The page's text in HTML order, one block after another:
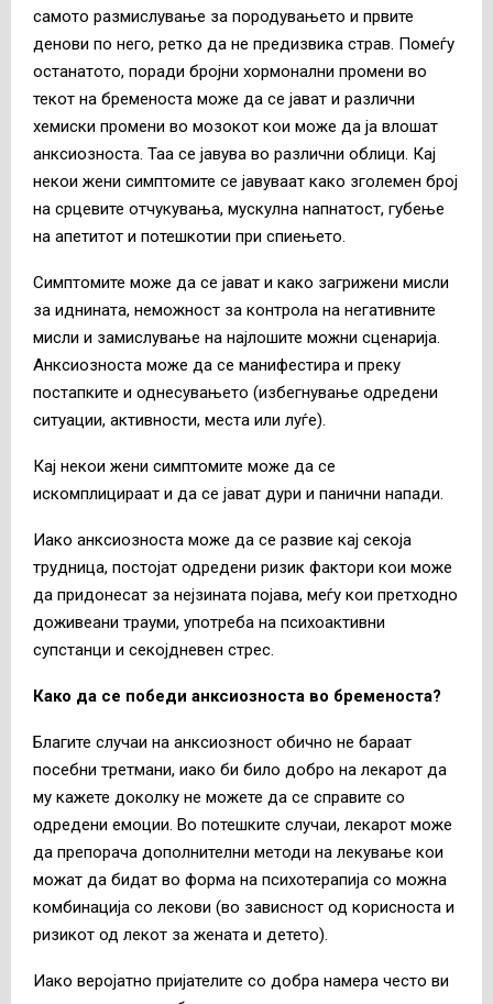
самото размислување за породувањето и првите
денови по него, ретко да не предизвика страв. Помеѓу
останатото, поради бројни хормонални промени во
текот на бременоста може да се јават и различни
хемиски промени во мозокот кои може да ја влошат
анксиозноста. Таа се јавува во различни облици. Кај
некои жени симптомите се јавуваат како зголемен број
на срцевите отчукувања, мускулна напнатост, губење
на апетитот и потешкотии при спиењето.
Симптомите може да се јават и како загрижени мисли
за иднината, неможност за контрола на негативните
мисли и замислување на најлошите можни сценарија.
Анксиозноста може да се манифестира и преку
постапките и однесувањето (избегнување одредени
ситуации, активности, места или луѓе).
Кај некои жени симптомите може да се
искомплицираат и да се јават дури и панични напади.
Иако анксиозноста може да се развие кај секоја
трудница, постојат одредени ризик фактори кои може
да придонесат за нејзината појава, меѓу кои претходно
доживеани трауми, употреба на психоактивни
супстанци и секојдневен стрес.
Како да се победи анксиозноста во бременоста?
Благите случаи на анксиозност обично не бараат
посебни третмани, иако би било добро на лекарот да
му кажете доколку не можете да се справите со
одредени емоции. Во потешките случаи, лекарот може
да препорача дополнителни методи на лекување кои
можат да бидат во форма на психотерапија со можна
комбинација со лекови (во зависност од корисноста и
ризикот од лекот за жената и детето).
Иако веројатно пријателите со добра намера често ви